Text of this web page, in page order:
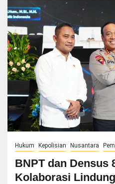
Hukum Kepolisian Nusantara
BNPT dan Densus
Kolaborasi